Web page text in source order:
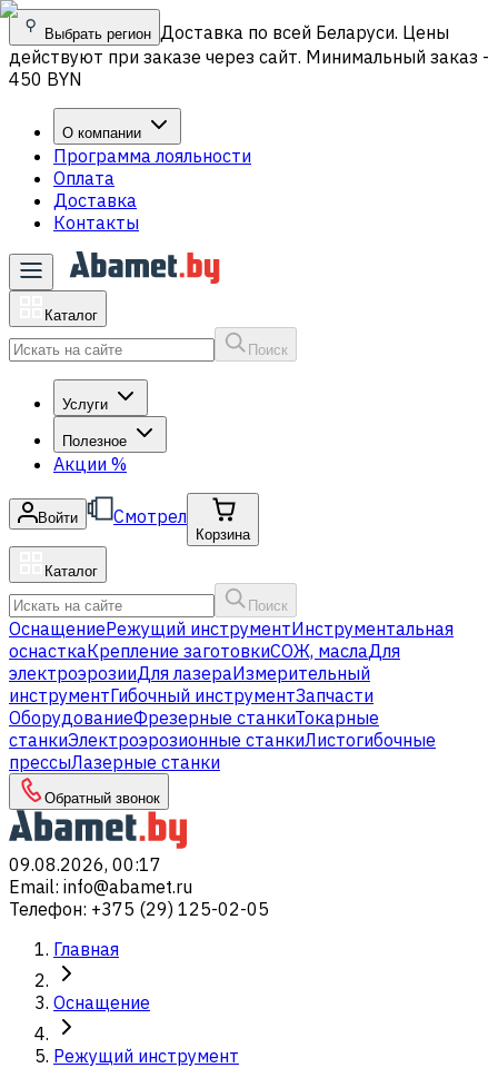
Выбрать регион Доставка по всей Беларуси. Цены
действуют при заказе через сайт. Минимальный заказ -
450 BYN
О компании
Программа лояльности
Оплата
Доставка
Контакты
Каталог
Поиск
Услуги
Полезное
Акции %
Войти Смотрел
Корзина
Каталог
Поиск
ОснащениеРежущий инструментИнструментальная
оснасткаКрепление заготовкиСОЖ, маслаДля
электроэрозииДля лазераИзмерительный
инструментГибочный инструментЗапчасти
ОборудованиеФрезерные станкиТокарные
станкиЭлектроэрозионные станкиЛистогибочные
прессыЛазерные станки
Обратный звонок
09.08.2026, 00:17
Email: info@abamet.ru
Телефон: +375 (29) 125-02-05
Главная
Оснащение
Режущий инструмент